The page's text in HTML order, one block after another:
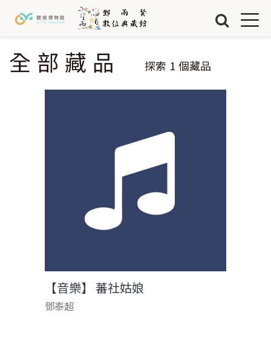
關於我們
Jump to Navigation
Jump to Main content
您在這裡
全部藏品 探索 1 個藏品
【音樂】 蕃社姑娘
鄧泰超